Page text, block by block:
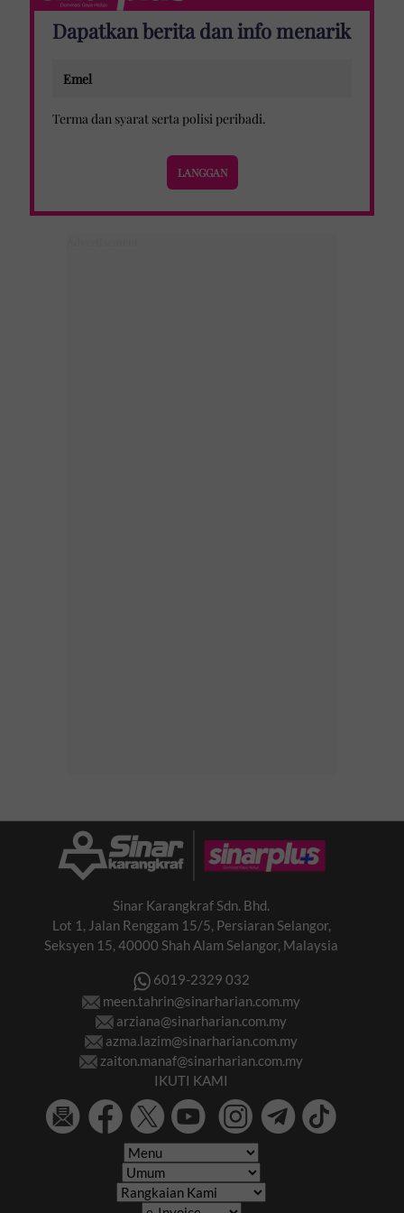
Dapatkan berita dan info menarik
Terma dan syarat serta polisi peribadi.
Sinar Karangkraf Sdn. Bhd.
Lot 1, Jalan Renggam 15/5, Persiaran Selangor,
Seksyen 15, 40000 Shah Alam Selangor, Malaysia
6019-2329 032
meen.tahrin@sinarharian.com.my
arziana@sinarharian.com.my
azma.lazim@sinarharian.com.my
zaiton.manaf@sinarharian.com.my
IKUTI KAMI